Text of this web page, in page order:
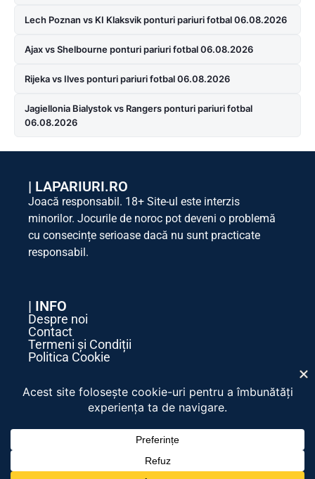
Lech Poznan vs KI Klaksvik ponturi pariuri fotbal 06.08.2026
Ajax vs Shelbourne ponturi pariuri fotbal 06.08.2026
Rijeka vs Ilves ponturi pariuri fotbal 06.08.2026
Jagiellonia Bialystok vs Rangers ponturi pariuri fotbal
06.08.2026
| LAPARIURI.RO
Joacă responsabil. 18+ Site-ul este interzis
minorilor. Jocurile de noroc pot deveni o problemă
cu consecințe serioase dacă nu sunt practicate
responsabil.
| INFO
Despre noi
Contact
Termeni și Condiții
Politica Cookie
| SOCIAL MEDIA